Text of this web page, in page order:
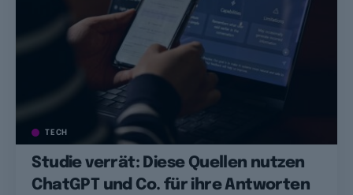
TECH
Studie verrät: Diese Quellen nutzen
ChatGPT und Co. für ihre Antworten